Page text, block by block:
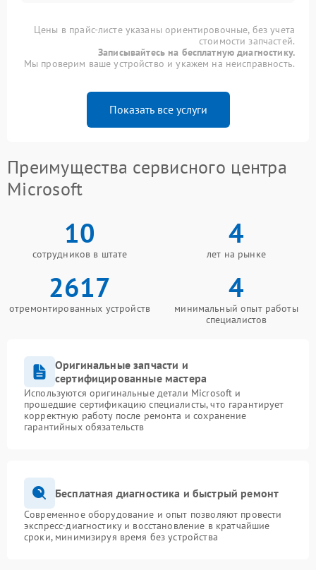
Цены в прайс-листе указаны ориентировочные, без учета
стоимости запчастей.
Записывайтесь на бесплатную диагностику.
Мы проверим ваше устройство и укажем на неисправность.
Показать все услуги
Преимущества сервисного центра
Microsoft
10
сотрудников в штате
4
лет на рынке
2617
отремонтированных устройств
4
минимальный опыт работы
специалистов
Оригинальные запчасти и
сертифицированные мастера
Используются оригинальные детали Microsoft и
прошедшие сертификацию специалисты, что гарантирует
корректную работу после ремонта и сохранение
гарантийных обязательств
Бесплатная диагностика и быстрый ремонт
Современное оборудование и опыт позволяют провести
экспресс-диагностику и восстановление в кратчайшие
сроки, минимизируя время без устройства